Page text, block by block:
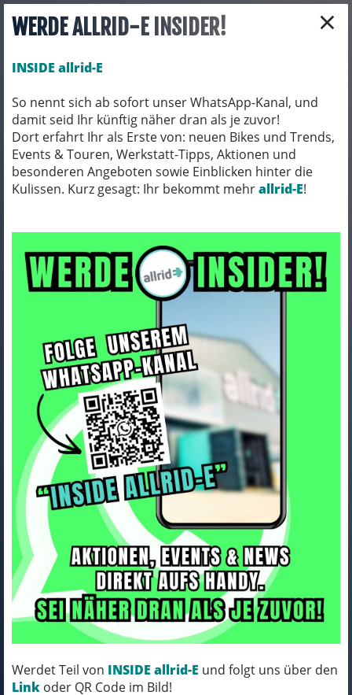
×
WERDE ALLRID-E INSIDER!
INSIDE allrid-E
So nennt sich ab sofort unser WhatsApp-Kanal, und
damit seid Ihr künftig näher dran als je zuvor!
Dort erfahrt Ihr als Erste von: neuen Bikes und Trends,
Events & Touren, Werkstatt-Tipps, Aktionen und
besonderen Angeboten sowie Einblicken hinter die
Kulissen. Kurz gesagt: Ihr bekommt mehrallrid-E!
Werdet Teil von INSIDE allrid-E und folgt uns über den
Link oder QR Code im Bild!
Toggle navigation
E-BIKES E-BIKES/ TOUREN/ TREKKING/ CITY
Haibike TREKKING 9 LOW ABS
i800Wh 5-G Nexus
Art.Nr. 45430540
25-26 HB BCXK GL_dyn. red/blue Rh M/45
VERFÜGBAR IN UNSERER FILIALE IN
NORTORF